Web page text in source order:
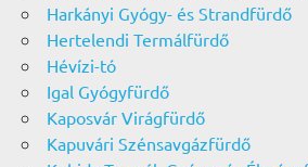
Harkányi Gyógy- és Strandfürdő
Hertelendi Termálfürdő
Hévízi-tó
Igal Gyógyfürdő
Kaposvár Virágfürdő
Kapuvári Szénsavgázfürdő